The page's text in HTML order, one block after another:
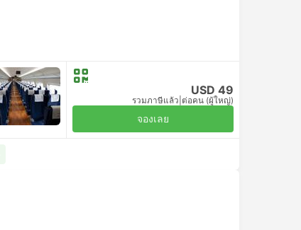
USD 49
รวมภาษีแล้ว ต่อคน (ผู้ใหญ่)
จองเลย